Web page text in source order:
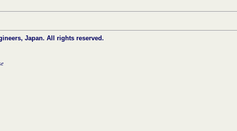
Japan. All rights reserved.